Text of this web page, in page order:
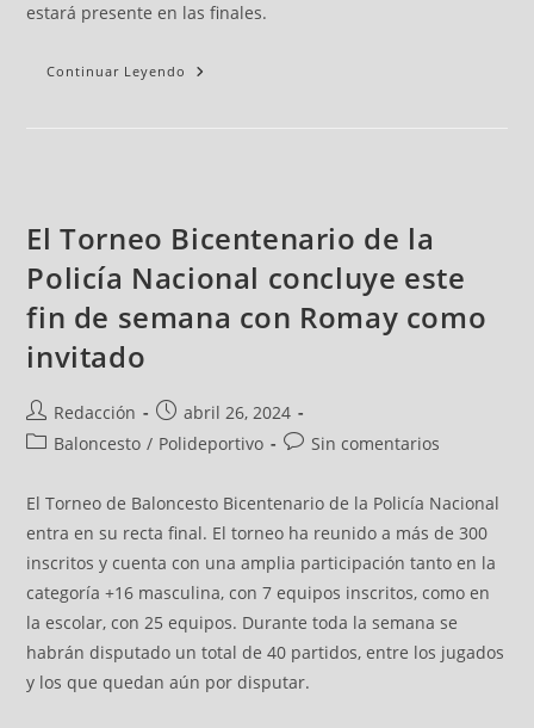
estará presente en las finales.
Continuar Leyendo
El Torneo Bicentenario de la
Policía Nacional concluye este
fin de semana con Romay como
invitado
Redacción
abril 26, 2024
Baloncesto / Polideportivo Sin comentarios
El Torneo de Baloncesto Bicentenario de la Policía Nacional
entra en su recta final. El torneo ha reunido a más de 300
inscritos y cuenta con una amplia participación tanto en la
categoría +16 masculina, con 7 equipos inscritos, como en
la escolar, con 25 equipos. Durante toda la semana se
habrán disputado un total de 40 partidos, entre los jugados
y los que quedan aún por disputar.